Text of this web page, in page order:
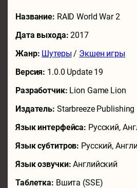
Название: RAID World War 2
Дата выхода:2017
Жанр: Шутеры / Экшен игры
Версия: 1.0.0 Update 19
Разработчик: Lion Game Lion
Издатель: Starbreeze Publishing
Язык интерфейса: Русский,
Язык субтитров: Русский,
Язык озвучки:Английский
Таблетка: Вшита (SSE)